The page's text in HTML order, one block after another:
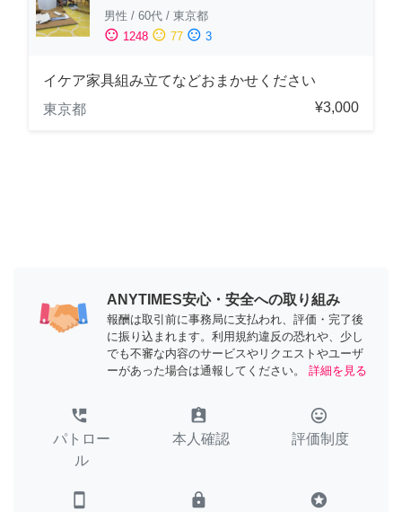
男性 / 60代 / 東京都
sentiment_satisfied 1248 sentiment_neutral 77 sentiment_dissatisfied 3
イケア家具組み立てなどおまかせください
東京都
¥3,000
ANYTIMES安心・安全への取り組み
報酬は取引前に事務局に支払われ、評価・完了後
に振り込まれます。利用規約違反の恐れや、少し
でも不審な内容のサービスやリクエストやユーザ
ーがあった場合は通報してください。
詳細を見る
perm_phone_msg
パトロー
ル
assignment_ind
本人確認
tag_faces
評価制度
smartphone lock stars